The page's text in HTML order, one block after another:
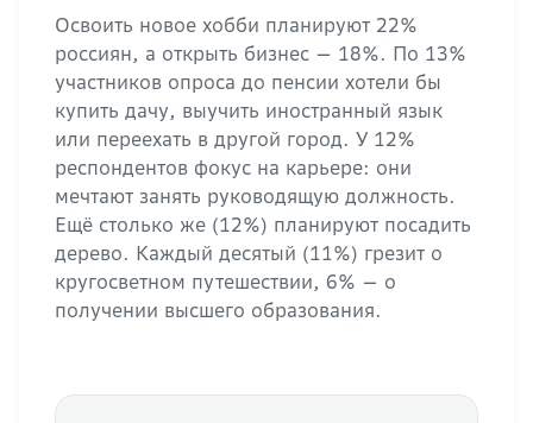
Освоить новое хобби планируют 22%
россиян, а открыть бизнес — 18%. По 13%
участников опроса до пенсии хотели бы
купить дачу, выучить иностранный язык
или переехать в другой город. У 12%
респондентов фокус на карьере: они
мечтают занять руководящую должность.
Ещё столько же (12%) планируют посадить
дерево. Каждый десятый (11%) грезит о
кругосветном путешествии, 6% — о
получении высшего образования.